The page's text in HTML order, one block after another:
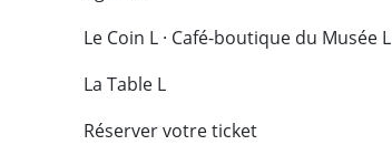
Le Coin L · Café-boutique du Musée L
La Table L
Réserver votre ticket